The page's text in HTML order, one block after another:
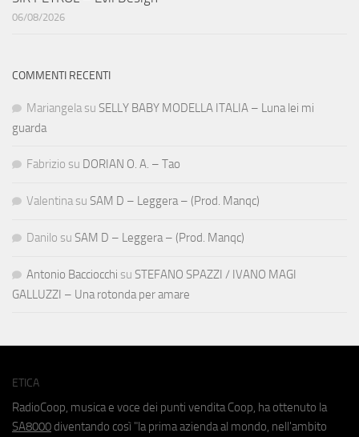
06/08/2026
COMMENTI RECENTI
Mariangela su SELLY BABY MODELLA ITALIA – Luna lei mi
guarda
Fabrizio su DORIAN O. A. – Tao
Valentina su SAM D – Leggera – (Prod. Manqc)
Danilo su SAM D – Leggera – (Prod. Manqc)
Antonio Bacciocchi su STEFANO SPAZZI / IVANO MAGI
GALLUZZI – Una rotonda per amare
ETICA
RadioCoop, musica e voce dei punti vendita Coop, ha ottenuto la
SA8000 diventando così "la prima azienda al mondo, nell'ambito